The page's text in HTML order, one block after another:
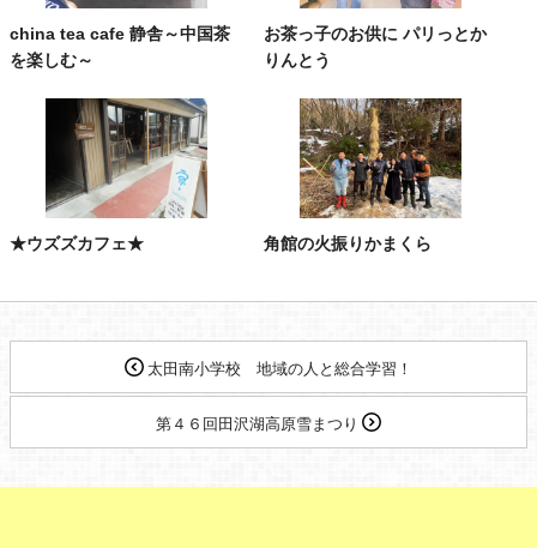
china tea cafe 静舎～中国茶
を楽しむ～
お茶っ子のお供に パリっとか
りんとう
★ウズズカフェ★ 角館の火振りかまくら
太田南小学校 地域の人と総合学習！
第４６回田沢湖高原雪まつり